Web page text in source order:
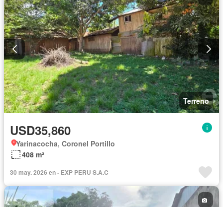
Terreno
USD35,860
Yarinacocha, Coronel Portillo
408 m²
30 may. 2026 en - EXP PERU S.A.C